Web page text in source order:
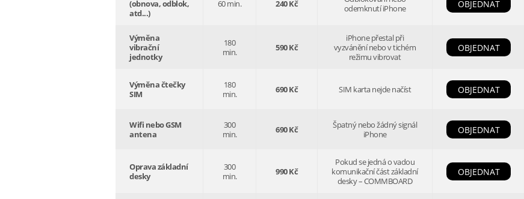
(obnova, odblok,
atd...)
60 min. 240 Kč
odemknutí iPhone
OBJEDNAT
Výměna
vibrační
jednotky
180
min.
590 Kč
iPhone přestal při
vyzvánění nebo v tichém
režimu vibrovat
OBJEDNAT
Výměna čtečky
SIM
180
min.
690 Kč SIM karta nejde načíst OBJEDNAT
Wifi nebo GSM
antena
300
min.
690 Kč
Špatný nebo žádný signál
iPhone
OBJEDNAT
Oprava základní
desky
300
min.
990 Kč
Pokud se jedná o vadou
komunikační část základní
desky – COMMBOARD
OBJEDNAT